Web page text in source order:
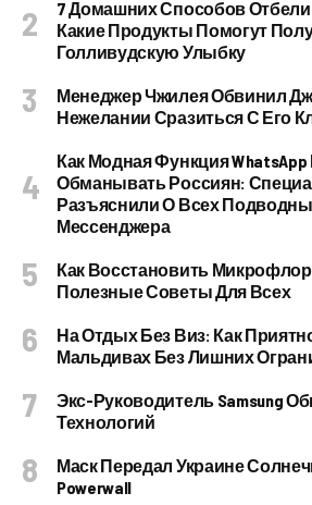
7 Домашних Способов
Какие Продукты Помогут
Голливудскую Улыбку
Менеджер Чжилея Обвинил
Нежелании Сразиться С Его
Как Модная Функция
Обманывать Россиян:
Разъяснили О Всех
Мессенджера
Как Восстановить
Полезные Советы Для Всех
На Отдых Без Виз: Как
Мальдивах Без Лишних
Экс-Руководитель Samsung
Технологий
Маск Передал Украине
Powerwall